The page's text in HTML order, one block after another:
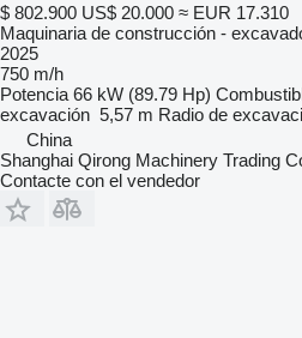
$ 802.900 US$ 20.000 ≈ EUR 17.310
Maquinaria de construcción -
2025
750 m/h
Potencia 66 kW (89.79 Hp)
excavación 5,57 m Radio de
China
Shanghai Qirong Machinery Trading
Contacte con el vendedor